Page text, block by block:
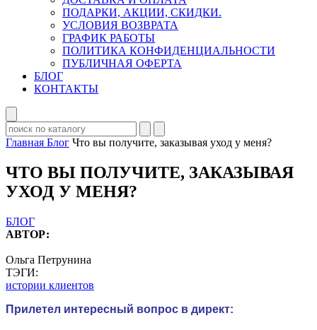
ПОДАРКИ, АКЦИИ, СКИДКИ.
УСЛОВИЯ ВОЗВРАТА
ГРАФИК РАБОТЫ
ПОЛИТИКА КОНФИДЕНЦИАЛЬНОСТИ
ПУБЛИЧНАЯ ОФЕРТА
БЛОГ
КОНТАКТЫ
Главная Блог Что вы получите, заказывая уход у меня?
ЧТО ВЫ ПОЛУЧИТЕ, ЗАКАЗЫВАЯ
УХОД У МЕНЯ?
БЛОГ
АВТОР:
Ольга Петрунина
ТЭГИ:
истории клиентов
Прилетел интересный вопрос в директ: